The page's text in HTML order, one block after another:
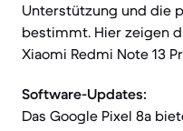
Unterstützung und die
bestimmt. Hier zeigen
Xiaomi Redmi Note 13
Software-Updates:
Das Google Pixel 8a